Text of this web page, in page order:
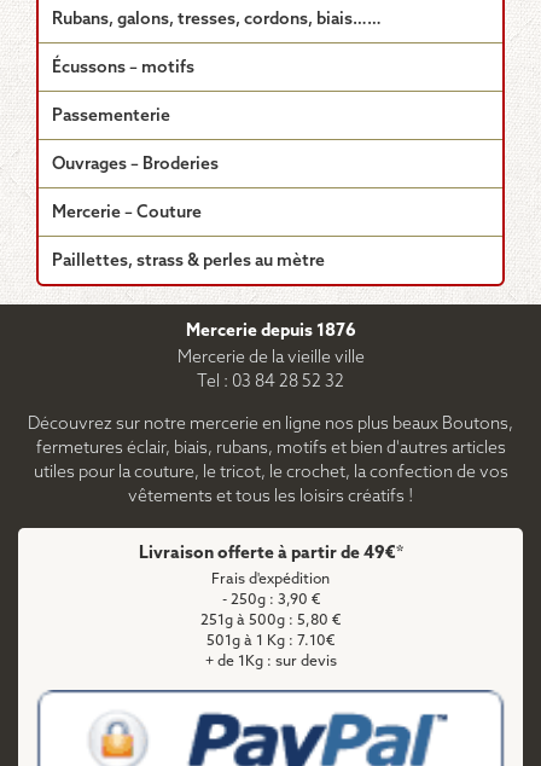
Rubans, galons, tresses, cordons, biais……
Écussons – motifs
Passementerie
Ouvrages – Broderies
Mercerie – Couture
Paillettes, strass & perles au mètre
Mercerie depuis 1876
Mercerie de la vieille ville
Tel : 03 84 28 52 32
Découvrez sur notre mercerie en ligne nos plus beaux Boutons,
fermetures éclair, biais, rubans, motifs et bien d'autres articles
utiles pour la couture, le tricot, le crochet, la confection de vos
vêtements et tous les loisirs créatifs !
Livraison offerte à partir de 49€*
Frais d'expédition
- 250g : 3,90 €
251g à 500g : 5,80 €
501g à 1 Kg : 7.10€
+ de 1Kg : sur devis